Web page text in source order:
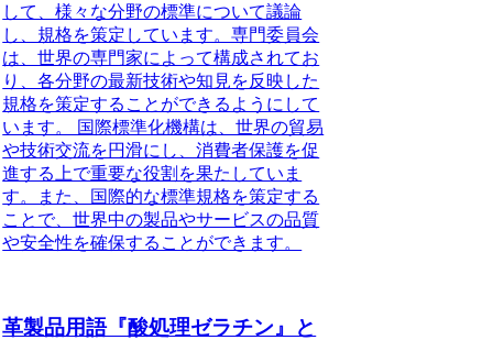
して、様々な分野の標準について議論
し、規格を策定しています。専門委員会
は、世界の専門家によって構成されてお
り、各分野の最新技術や知見を反映した
規格を策定することができるようにして
います。 国際標準化機構は、世界の貿易
や技術交流を円滑にし、消費者保護を促
進する上で重要な役割を果たしていま
す。また、国際的な標準規格を策定する
ことで、世界中の製品やサービスの品質
や安全性を確保することができます。
革製品用語『酸処理ゼラチン』と